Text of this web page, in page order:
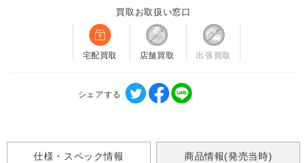
買取お取扱い窓口
宅配買取 店舗買取 出張買取
シェアする
仕様・スペック情報 商品情報(発売当時)